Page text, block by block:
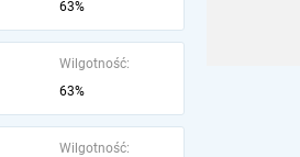
63%
Wilgotność:
63%
Wilgotność: